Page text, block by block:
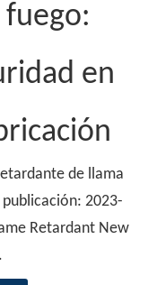
en
de llama
2023-
Retardant New